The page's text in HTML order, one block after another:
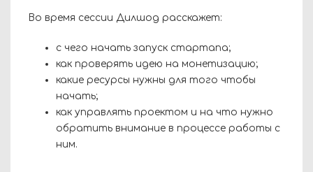
Во время сессии Дилшод расскажет:
с чего начать запуск стартапа;
как проверять идею на монетизацию;
какие ресурсы нужны для того чтобы
начать;
как управлять проектом и на что нужно
обратить внимание в процессе работы с
ним.